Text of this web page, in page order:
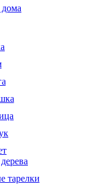
тарелки